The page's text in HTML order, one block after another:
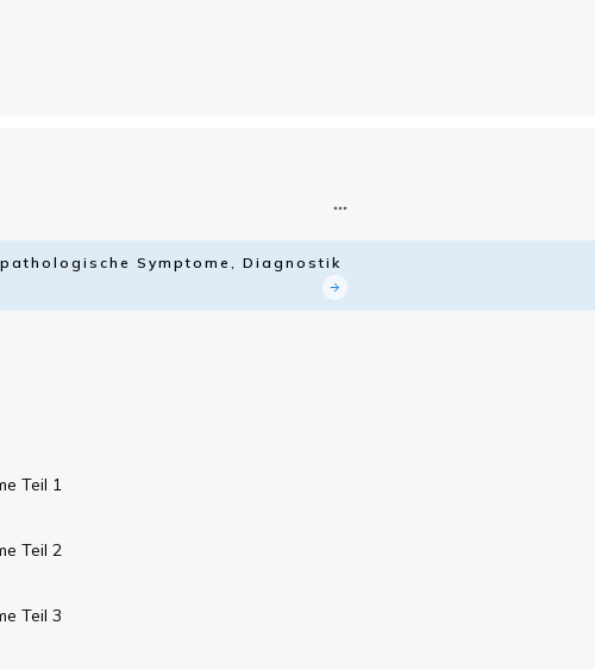
Symptome, Diagnostik
Teil 1
Teil 2
Teil 3